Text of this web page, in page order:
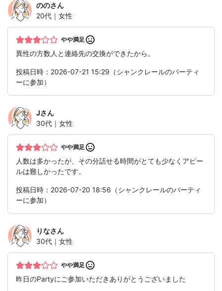
ののさん
20代｜女性
やや満足
異性の方数人と連絡先の交換ができたから。
投稿日時：2026-07-21 15:29（シャンクレールのパーティ
ーに参加）
Jさん
30代｜女性
やや満足
人数は多かったが、その分話せる時間がとても少なくアピー
ルは難しかったです。
投稿日時：2026-07-20 18:56（シャンクレールのパーティ
ーに参加）
りなさん
30代｜女性
やや満足
昨日のPartyにご参加いただきありがとうございました